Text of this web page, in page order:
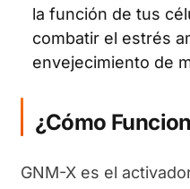
la función de tus
combatir el estrés
envejecimiento de
¿Cómo
GNM-X es el